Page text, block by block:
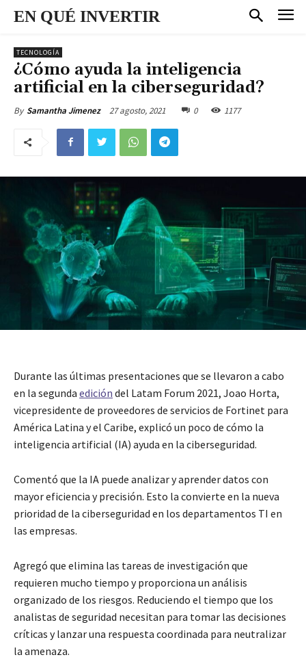
EN QUÉ INVERTIR
TECNOLOGÍA
¿Cómo ayuda la inteligencia
artificial en la ciberseguridad?
By Samantha Jimenez 27 agosto, 2021 0 1177
Durante las últimas presentaciones que se llevaron a cabo
en la segunda edición del Latam Forum 2021, Joao Horta,
vicepresidente de proveedores de servicios de Fortinet para
América Latina y el Caribe, explicó un poco de cómo la
inteligencia artificial (IA) ayuda en la ciberseguridad.
Comentó que la IA puede analizar y aprender datos con
mayor eficiencia y precisión. Esto la convierte en la nueva
prioridad de la ciberseguridad en los departamentos TI en
las empresas.
Agregó que elimina las tareas de investigación que
requieren mucho tiempo y proporciona un análisis
organizado de los riesgos. Reduciendo el tiempo que los
analistas de seguridad necesitan para tomar las decisiones
críticas y lanzar una respuesta coordinada para neutralizar
la amenaza.